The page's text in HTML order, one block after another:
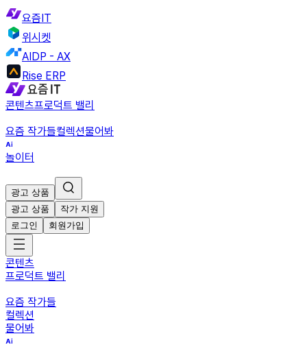
요즘IT
위시켓
AIDP - AX
Rise ERP
콘텐츠프로덕트 밸리
요즘 작가들컬렉션물어봐
놀이터
광고 상품
광고 상품
작가 지원
로그인
회원가입
콘텐츠
프로덕트 밸리
요즘 작가들
컬렉션
물어봐